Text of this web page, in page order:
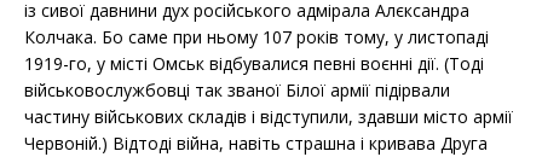
із сивої давнини дух російського адмірала Алєксандра
Колчака. Бо саме при ньому 107 років тому, у листопаді
1919-го, у місті Омськ відбувалися певні воєнні дії. (Тоді
військовослужбовці так званої Білої армії підірвали
частину військових складів і відступили, здавши місто армії
Червоній.) Відтоді війна, навіть страшна і кривава Друга